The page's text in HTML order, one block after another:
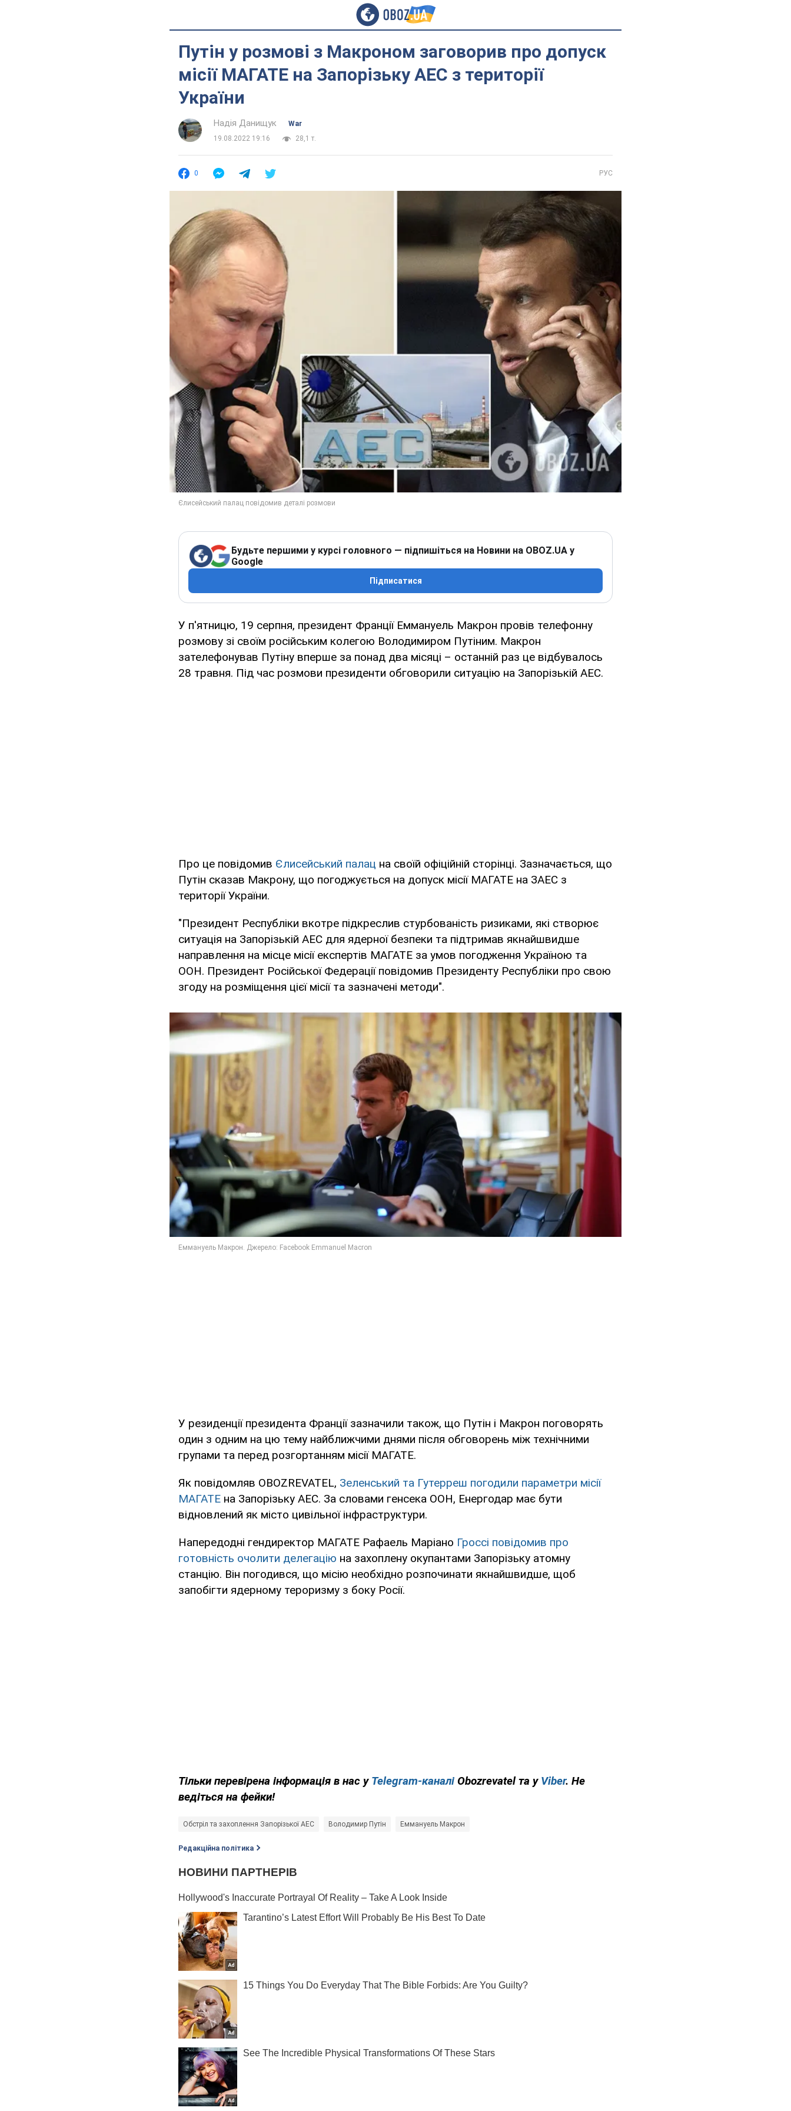
Путін у розмові з Макроном заговорив про допуск
місії МАГАТЕ на Запорізьку АЕС з території
України
Надія Данищук
War
19.08.2022 19:16
28,1 т.
0 РУС
Будьте першими у курсі головного — підпишіться на Новини на OBOZ.UA у
Google
Підписатися
У п'ятницю, 19 серпня, президент Франції Еммануель Макрон провів телефонну
розмову зі своїм російським колегою Володимиром Путіним. Макрон
зателефонував Путіну вперше за понад два місяці – останній раз це відбувалось
28 травня. Під час розмови президенти обговорили ситуацію на Запорізькій АЕС.
Про це повідомив Єлисейський палац на своїй офіційній сторінці. Зазначається, що
Путін сказав Макрону, що погоджується на допуск місії МАГАТЕ на ЗАЕС з
території України.
"Президент Республіки вкотре підкреслив стурбованість ризиками, які створює
ситуація на Запорізькій АЕС для ядерної безпеки та підтримав якнайшвидше
направлення на місце місії експертів МАГАТЕ за умов погодження Україною та
ООН. Президент Російської Федерації повідомив Президенту Республіки про свою
згоду на розміщення цієї місії та зазначені методи".
У резиденції президента Франції зазначили також, що Путін і Макрон поговорять
один з одним на цю тему найближчими днями після обговорень між технічними
групами та перед розгортанням місії МАГАТЕ.
Як повідомляв OBOZREVATEL, Зеленський та Гутерреш погодили параметри місії
МАГАТЕ на Запорізьку АЕС. За словами генсека ООН, Енергодар має бути
відновлений як місто цивільної інфраструктури.
Напередодні гендиректор МАГАТЕ Рафаель Маріано Гроссі повідомив про
готовність очолити делегацію на захоплену окупантами Запорізьку атомну
станцію. Він погодився, що місію необхідно розпочинати якнайшвидше, щоб
запобігти ядерному тероризму з боку Росії.
Тільки перевірена інформація в нас у Telegram-каналі Obozrevatel та у Viber. Не
ведіться на фейки!
Обстріл та захоплення Запорізької АЕС Володимир Путін Еммануель Макрон
Редакційна політика